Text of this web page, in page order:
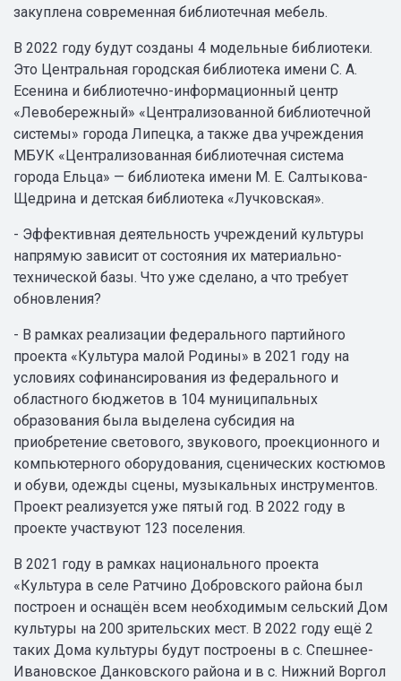
закуплена современная библиотечная мебель.
В 2022 году будут созданы 4 модельные библиотеки.
Это Центральная городская библиотека имени С. А.
Есенина и библиотечно-информационный центр
«Левобережный» «Централизованной библиотечной
системы» города Липецка, а также два учреждения
МБУК «Централизованная библиотечная система
города Ельца» — библиотека имени М. Е. Салтыкова-
Щедрина и детская библиотека «Лучковская».
- Эффективная деятельность учреждений культуры
напрямую зависит от состояния их материально-
технической базы. Что уже сделано, а что требует
обновления?
- В рамках реализации федерального партийного
проекта «Культура малой Родины» в 2021 году на
условиях софинансирования из федерального и
областного бюджетов в 104 муниципальных
образования была выделена субсидия на
приобретение светового, звукового, проекционного и
компьютерного оборудования, сценических костюмов
и обуви, одежды сцены, музыкальных инструментов.
Проект реализуется уже пятый год. В 2022 году в
проекте участвуют 123 поселения.
В 2021 году в рамках национального проекта
«Культура в селе Ратчино Добровского района был
построен и оснащён всем необходимым сельский Дом
культуры на 200 зрительских мест. В 2022 году ещё 2
таких Дома культуры будут построены в с. Спешнее-
Ивановское Данковского района и в с. Нижний Воргол